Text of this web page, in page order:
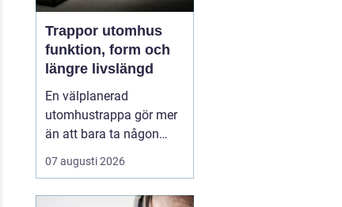
Trappor utomhus
funktion, form och
längre livslängd
En välplanerad
utomhustrappa gör mer
än att bara ta någon
från punkt A till B. Den
binder ihop
07 augusti 2026